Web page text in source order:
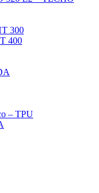
300
400
– TPU